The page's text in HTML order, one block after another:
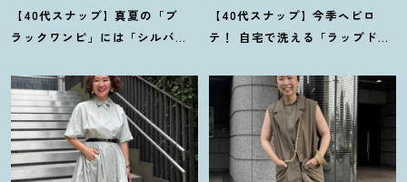
【40代スナップ】真夏の「ブ
ラックワンピ」には「シルバー
果林さん
【40代スナップ】今季ヘビロ
テ ！
自宅で洗える「ラップドレ
乃婦さん